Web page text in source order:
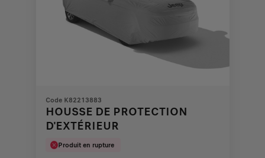
Code K82213883
HOUSSE DE PROTECTION
D'EXTÉRIEUR
Produit en rupture